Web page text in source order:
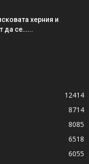
херния и
да се…...
12414
8714
8085
6518
6055